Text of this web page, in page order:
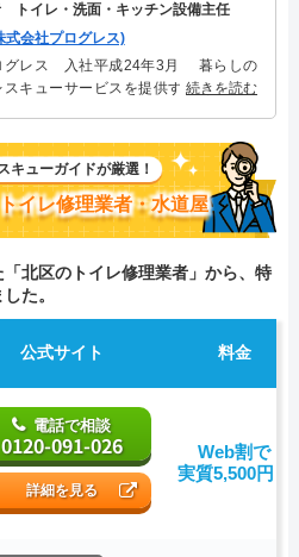
トイレ・洗面・キッチン設備主任
会社プログレス)
グレス 入社平成24年3月 暮らしの
スキューサービスを提供する株式会社
キッチン関連のトラブルを解決。多
信頼される「トイレ・洗面・キッチ
リスト。
続きを読む
キューガイドが厳選！
イレ修理業者・水道屋
北区のトイレ修理業者」から、特
た。
公式サイト 料金
電話で相談
0120-091-026
詳細を見る
Web割で
実質5,500円～